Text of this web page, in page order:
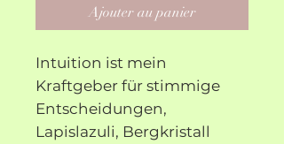
Ajouter au panier
Intuition ist mein
Kraftgeber für stimmige
Entscheidungen,
Lapislazuli, Bergkristall